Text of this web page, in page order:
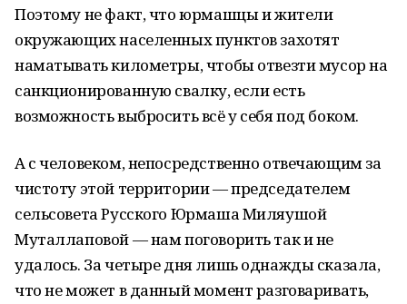
Поэтому не факт, что юрмашцы и жители
окружающих населенных пунктов захотят
наматывать километры, чтобы отвезти мусор на
санкционированную свалку, если есть
возможность выбросить всё у себя под боком.
А с человеком, непосредственно отвечающим за
чистоту этой территории — председателем
сельсовета Русского Юрмаша Миляушой
Муталлаповой — нам поговорить так и не
удалось. За четыре дня лишь однажды сказала,
что не может в данный момент разговаривать,